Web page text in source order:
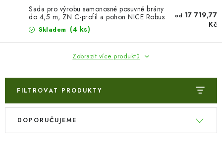
ZÁSLEPKY
KOMPONENTY PRO PLOTY
TESAŘSKÉ KOVÁNÍ
NEREZ, INOX
ARCHIV
Sada pro výrobu samonosné posuvné brány
do 4,5 m, ZN C-profil a pohon NICE Robus
RBS 70×70×4 mm (SADA-03-RBS-ZN)
Skladem (4 ks)
od 17 719,77
Kč
Zobrazit více produktů
FILTROVAT PRODUKTY
V
Ř
DOPORUČUJEME